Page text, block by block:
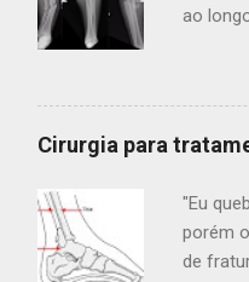
ao
tipos
maior
do
Este
Cirurgia para
"Eu
porém
de